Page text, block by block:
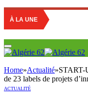
À LA UNE
Home»Actualité»START-
de 23 labels de projets
ACTUALITÉ